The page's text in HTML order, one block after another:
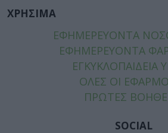
ΧΡΗΣΙΜΑ
ΕΦΗΜΕΡΕΥΟΝΤΑ
ΕΦΗΜΕΡΕΥΟΝΤΑ
ΕΓΚΥΚΛΟΠΑΙΔΕΙΑ
ΟΛΕΣ ΟΙ
ΠΡΩΤΕΣ
SOCIAL